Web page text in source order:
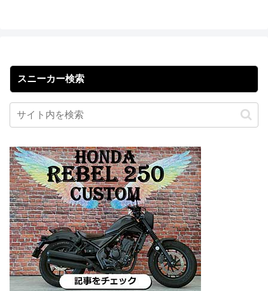
スニーカー検索